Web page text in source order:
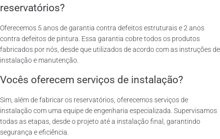
reservatórios?
Oferecemos 5 anos de garantia contra defeitos estruturais e 2 anos
contra defeitos de pintura. Essa garantia cobre todos os produtos
fabricados por nós, desde que utilizados de acordo com as instruções de
instalação e manutenção.
Vocês oferecem serviços de instalação?
Sim, além de fabricar os reservatórios, oferecemos serviços de
instalação com uma equipe de engenharia especializada. Supervisamos
todas as etapas, desde o projeto até a instalação final, garantindo
segurança e eficiência.